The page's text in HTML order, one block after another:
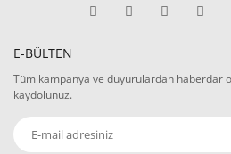
E-BÜLTEN
Tüm kampanya ve duyurulardan haberdar
kaydolunuz.